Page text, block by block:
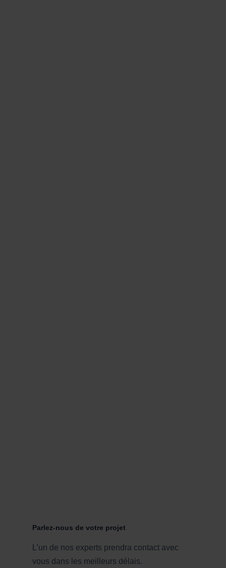
Parlez-nous de votre projet
L’un de nos experts prendra contact avec
vous dans les meilleurs délais.